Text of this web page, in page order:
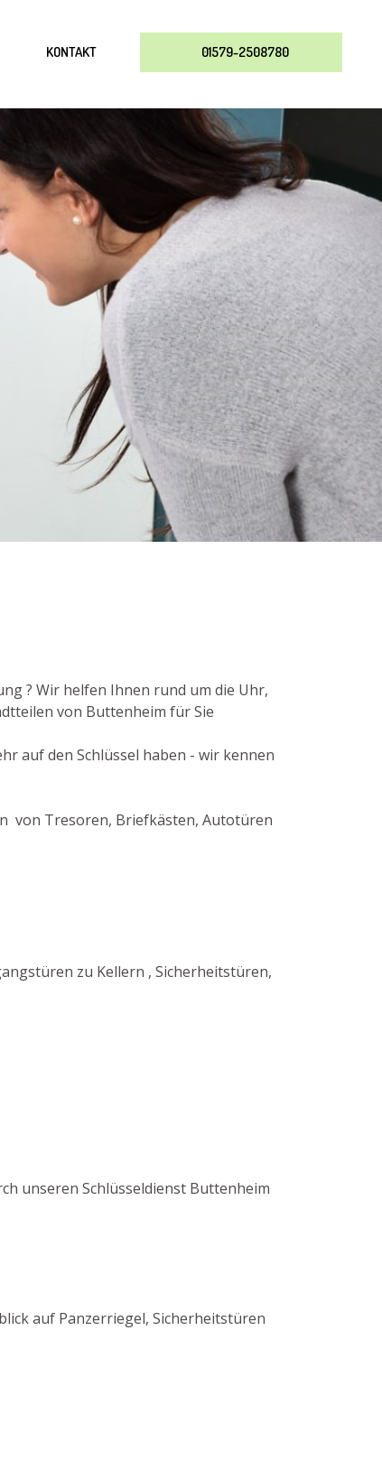
KONTAKT 01579-2508780
? Wir helfen Ihnen rund um die Uhr,
von Buttenheim für Sie
auf den Schlüssel haben - wir kennen
von Tresoren, Briefkästen, Autotüren
zu Kellern , Sicherheitstüren,
unseren Schlüsseldienst Buttenheim
auf Panzerriegel, Sicherheitstüren